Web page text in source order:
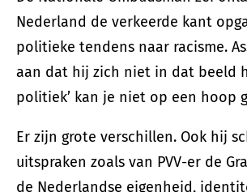
Nederland de verkeerde kant
politieke tendens naar racisme.
aan dat hij zich niet in dat beeld
politiek’ kan je niet op een hoop
Er zijn grote verschillen. Ook hij
uitspraken zoals van PVV-er de
de Nederlandse eigenheid,